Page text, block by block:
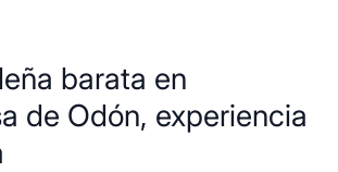
barata en
de Odón, experiencia